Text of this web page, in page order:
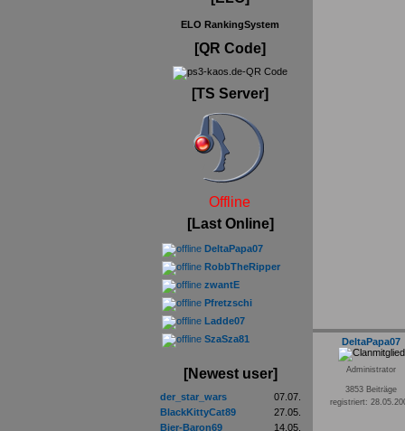
ELO RankingSystem
[QR Code]
[TS Server]
Offline
[Last Online]
DeltaPapa07
RobbTheRipper
zwantE
Pfretzschi
Ladde07
SzaSza81
[Newest user]
der_star_wars
07.07.
BlackKittyCat89
27.05.
Bier-Baron69
14.05.
DeltaPapa07
Administrator
3853 Beiträge
registriert: